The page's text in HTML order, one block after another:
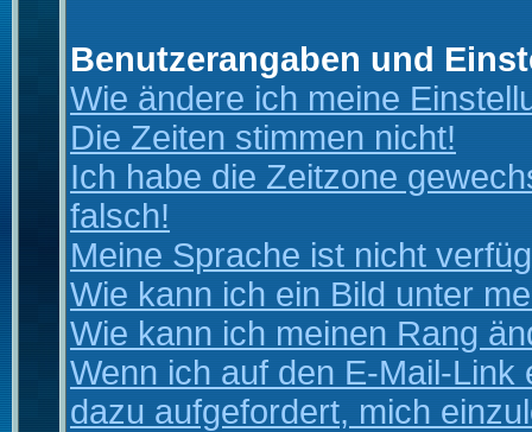
Benutzerangaben und
Wie ändere ich meine
Die Zeiten stimmen nicht!
Ich habe die Zeitzone
falsch!
Meine Sprache ist nicht
Wie kann ich ein Bild unter
Wie kann ich meinen Rang
Wenn ich auf den E-Mail-
dazu aufgefordert, mich